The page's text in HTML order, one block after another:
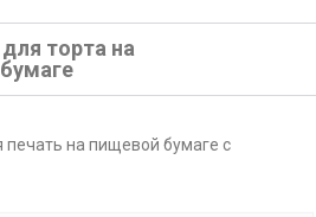
торта на
печать на пищевой бумаге с